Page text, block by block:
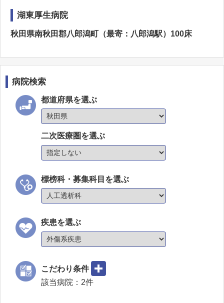
湖東厚生病院
秋田県南秋田郡八郎潟町（最寄：八郎潟駅）100床
病院検索
都道府県を選ぶ
二次医療圏を選ぶ
標榜科・募集科目を選ぶ
疾患を選ぶ
こだわり条件
該当病院： 2件